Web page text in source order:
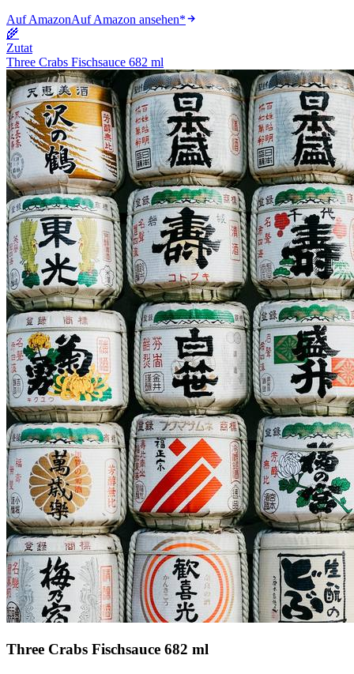
Auf AmazonAuf Amazon ansehen*
🌾
Zutat
Three Crabs Fischsauce 682 ml
Three Crabs Fischsauce 682 ml